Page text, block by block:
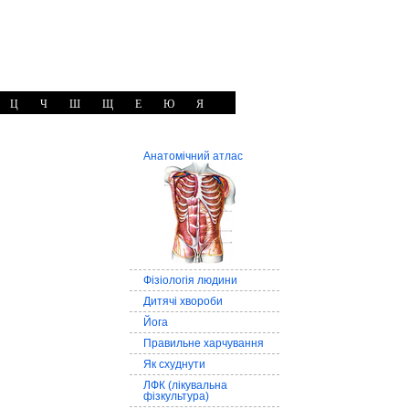
Ц Ч Ш Щ Е Ю Я
Анатомічний атлас
Фізіологія людини
Дитячі хвороби
Йога
Правильне харчування
Як схуднути
ЛФК (лікувальна
фізкультура)